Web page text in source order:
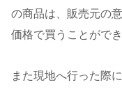
の商品は、販売元の
価格で買うことがで
また現地へ行った際